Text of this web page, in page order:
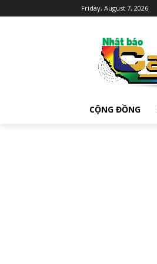
Friday, August 7, 2026
CỘNG ĐỒNG